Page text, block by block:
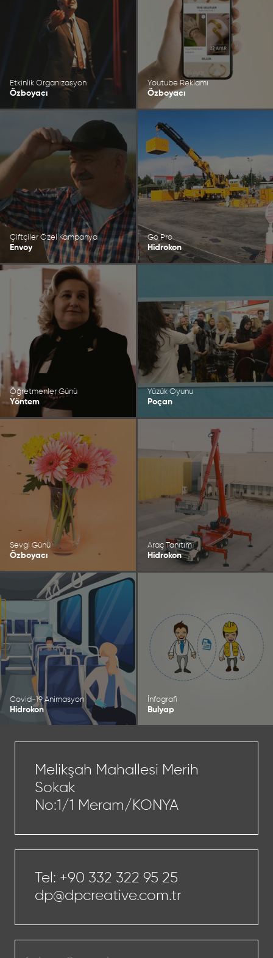
Etkinlik Organizasyon
Özboyacı
Youtube Reklamı
Özboyacı
Çiftçiler Özel Kampanya
Envoy
Go Pro
Hidrokon
Öğretmenler Günü
Yöntem
Yüzük Oyunu
Poçan
Sevgi Günü
Özboyacı
Araç Tanıtım
Hidrokon
Covid-19 Animasyon
Hidrokon
İnfografi
Bulyap
Melikşah Mahallesi Merih
Sokak
No:1/1 Meram/KONYA
Tel: +90 332 322 95 25
dp@dpcreative.com.tr